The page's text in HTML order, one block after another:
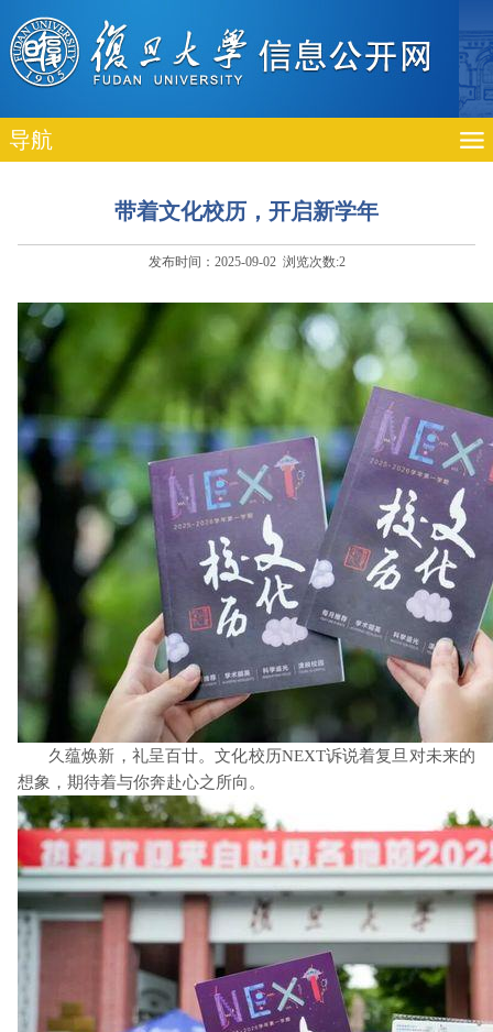
导航
带着文化校历，开启新学年
发布时间：2025-09-02 浏览次数:2
久蕴焕新，礼呈百廿。文化校历NEXT诉说着复旦对未来的
想象，期待着与你奔赴心之所向。